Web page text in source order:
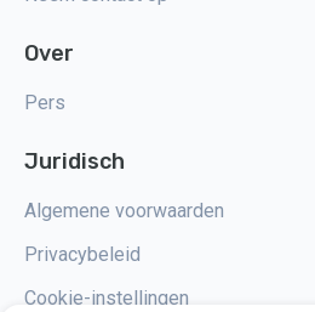
Over
Pers
Juridisch
Algemene voorwaarden
Privacybeleid
Cookie-instellingen